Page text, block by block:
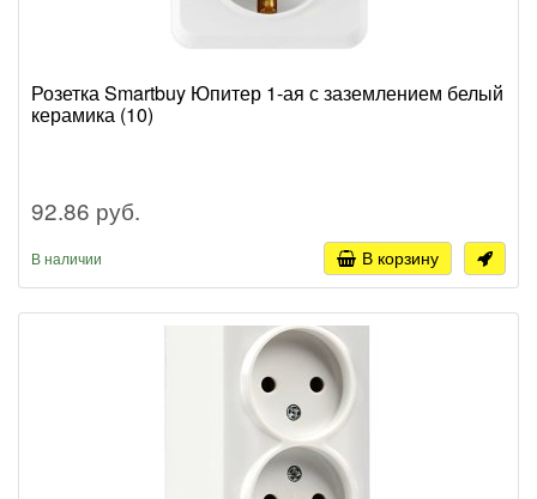
Розетка Smartbuy Юпитер 1-ая с заземлением белый
керамика (10)
92.86 руб.
В наличии В корзину